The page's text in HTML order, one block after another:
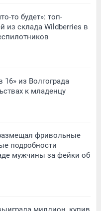
то будет»: топ-
склада Wildberries в
из Волгограда
к младенцу
фривольные
подробности
мужчины за фейки об